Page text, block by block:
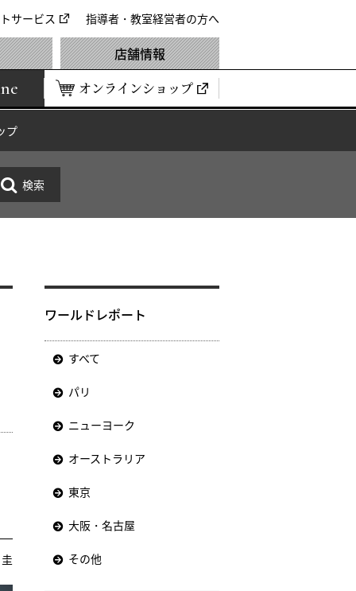
サービス 指導者・教室経営者の方へ
オンラインショップ
店舗情報
プ
ワールドレポート
すべて
パリ
ニューヨーク
オーストラリア
東京
大阪・名古屋
その他